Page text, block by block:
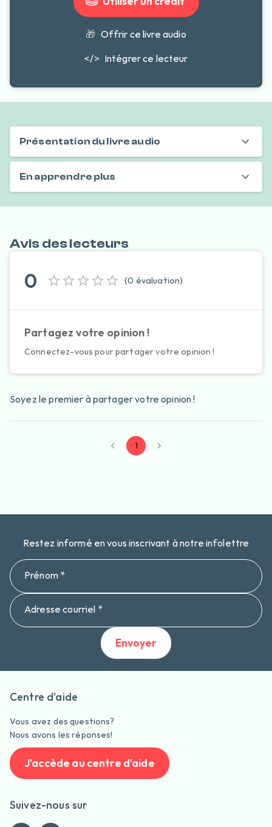
🎁 Offrir ce livre audio
</> Intégrer ce lecteur
Présentation du livre audio
En apprendre plus
Avis des lecteurs
0 (0 évaluation)
Partagez votre opinion !
Connectez-vous pour partager votre opinion !
Soyez le premier à partager votre opinion !
1
Restez informé en vous inscrivant à notre infolettre
Prénom *
Adresse courriel *
Envoyer
Centre d'aide
Vous avez des questions?
Nous avons les réponses!
J'accède au centre d'aide
Suivez-nous sur